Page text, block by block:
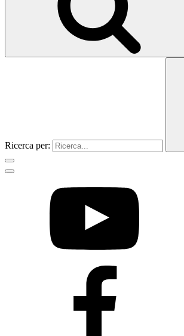
Ricerca per: